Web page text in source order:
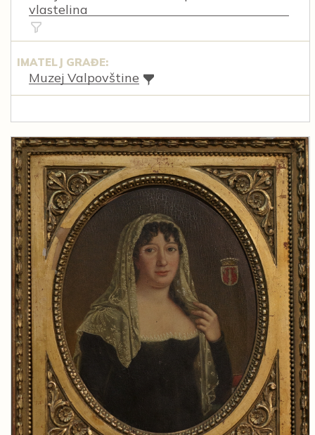
vlastelina
IMATELJ GRAĐE:
Muzej Valpovštine